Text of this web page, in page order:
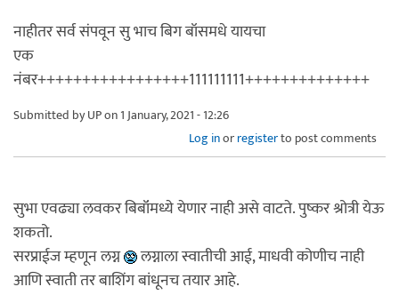
नाहीतर सर्व संपवून सु भाच बिग बॉसमधे यायचा
एक
नंबर+++++++++++++++++111111111++++++++++++++
Submitted byUPon 1 January, 2021 - 12:26
Log inorregisterto post comments
सुभा एवढ्या लवकर बिबॉंमध्ये येणार नाही असे वाटते. पुष्कर श्रोत्री येऊ
शकतो.
सरप्राईज म्हणून लग्न
लग्नाला स्वातीची आई, माधवी कोणीच नाही
आणि स्वाती तर बाशिंग बांधूनच तयार आहे.